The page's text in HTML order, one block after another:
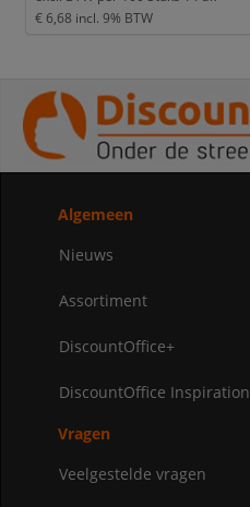
€ 6,68 incl. 9% BTW
Algemeen
Nieuws
Assortiment
DiscountOffice+
DiscountOffice Inspiration
Vragen
Veelgestelde vragen